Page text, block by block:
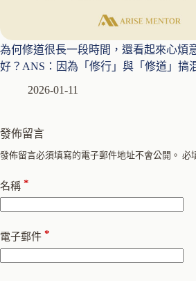
為何修道很長一段時間，還看起來心煩
好？ANS：因為「修行」與「修道」搞
2026-01-11
發佈留言
發佈留言必須填寫的電子郵件地址不會公開。 必
名稱 *
電子郵件 *